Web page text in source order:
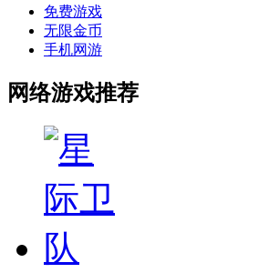
免费游戏
无限金币
手机网游
网络游戏推荐